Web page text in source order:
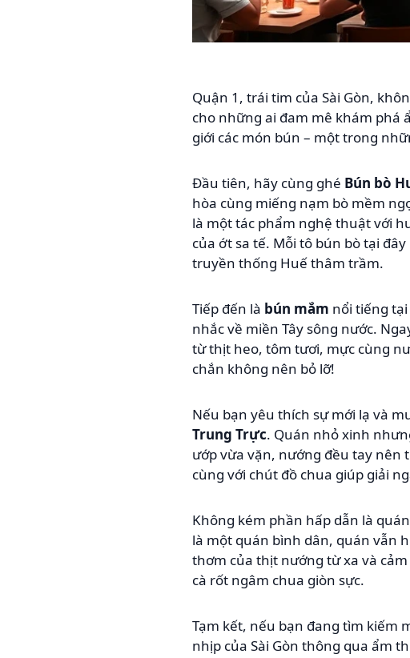
Quận 1, trái tim của Sài Gòn,
cho những ai đam mê khám phá
giới các món bún – một trong
Đầu tiên, hãy cùng ghé Bún bò
hòa cùng miếng nạm bò mềm
là một tác phẩm nghệ thuật với
của ớt sa tế. Mỗi tô bún bò tại
truyền thống Huế thâm trầm.
Tiếp đến là bún mắm nổi tiếng
nhắc về miền Tây sông nước.
từ thịt heo, tôm tươi, mực cùng
chắn không nên bỏ lỡ!
Nếu bạn yêu thích sự mới lạ và
Trung Trực. Quán nhỏ xinh
ướp vừa vặn, nướng đều tay nên
cùng với chút đồ chua giúp giải
Không kém phần hấp dẫn là quán
là một quán bình dân, quán vẫn
thơm của thịt nướng từ xa và
cà rốt ngâm chua giòn sực.
Tạm kết, nếu bạn đang tìm kiếm
nhịp của Sài Gòn thông qua ẩm